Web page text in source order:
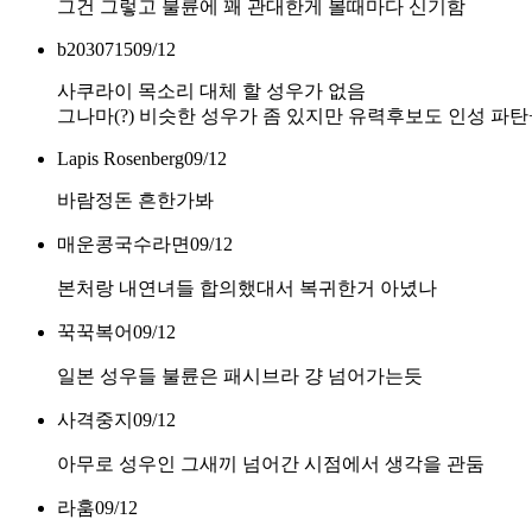
그건 그렇고 불륜에 꽤 관대한게 볼때마다 신기함
b203071509/12
사쿠라이 목소리 대체 할 성우가 없음
그나마(?) 비슷한 성우가 좀 있지만 유력후보도 인성 파
Lapis Rosenberg09/12
바람정돈 흔한가봐
매운콩국수라면09/12
본처랑 내연녀들 합의했대서 복귀한거 아녔나
꾹꾹복어09/12
일본 성우들 불륜은 패시브라 걍 넘어가는듯
사격중지 09/12
아무로 성우인 그새끼 넘어간 시점에서 생각을 관둠
라훔09/12